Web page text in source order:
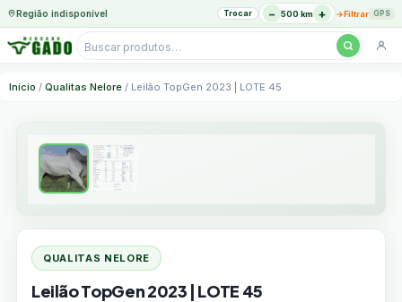
Região indisponível Trocar − 500 km + →Filtrar GPS
Pesquisar
para
Início / Qualitas Nelore / Leilão TopGen 2023 | LOTE 45
QUALITAS NELORE
Leilão TopGen 2023 | LOTE 45